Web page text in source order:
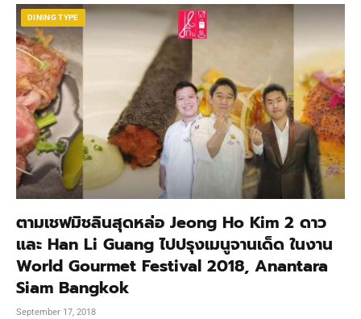
DINING TYPE
ตามเชฟมิชลินสุดหล่อ Jeong Ho Kim 2 ดาว
และ Han Li Guang ไปปรุงเมนูจานเด็ด ในงาน
World Gourmet Festival 2018, Anantara
Siam Bangkok
September 17, 2018